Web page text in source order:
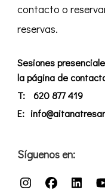
contacto o
reservas.
Sesiones
la página de
T:
620 877 419
E:
Síguenos en: